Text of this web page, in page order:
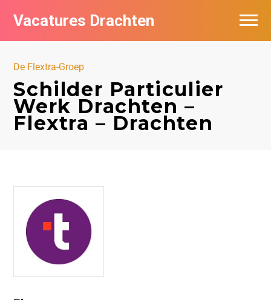
Vacatures Drachten
De Flextra-Groep
Schilder Particulier
Werk Drachten –
Flextra – Drachten
Vacatures per bedrijf in Drachten
De populairste vacatures in Drachten
Nieuwsbrief feed